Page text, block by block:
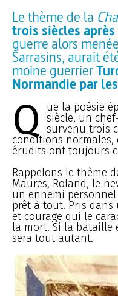
Le thème de la
trois siècles
guerre alors
Sarrasins, aurait
moine guerrier
Normandie par
Q ue la poésie
siècle, un
survenu trois
conditions normales,
érudits ont toujours
Rappelons le thème
Maures, Roland, le
un ennemi
prêt à tout. Pris dans
et courage qui le
la mort. Si la bataille
sera tout autant.